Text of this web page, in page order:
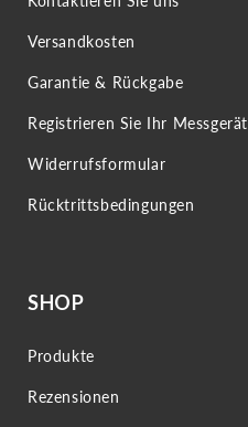
Versandkosten
Garantie & Rückgabe
Registrieren Sie Ihr Messgerät
Widerrufsformular
Rücktrittsbedingungen
SHOP
Produkte
Rezensionen